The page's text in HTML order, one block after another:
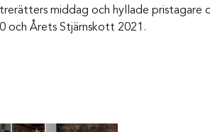
middag och hyllade pristagare
och Årets Stjärnskott 2021.